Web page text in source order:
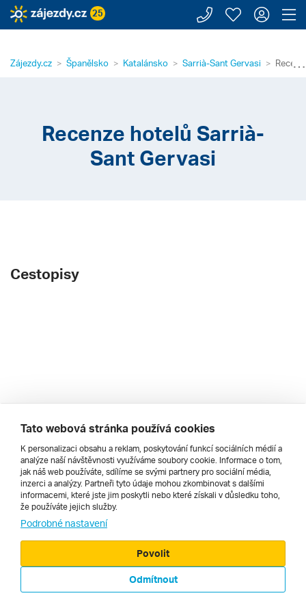
25 Zavolejte
Moje
⋯
Zájezdy.cz Španělsko Katalánsko Sarrià-Sant Gervasi
Recenze hotelů Sarrià-
Sant Gervasi
Cestopisy
© 2000 - 2026, Zájezdy.cz
Tato webová stránka používá cookies
K personalizaci obsahu a reklam, poskytování funkcí sociálních médií a
analýze naší návštěvnosti využíváme soubory cookie. Informace o tom,
jak náš web používáte, sdílíme se svými partnery pro sociální média,
inzerci a analýzy. Partneři tyto údaje mohou zkombinovat s dalšími
informacemi, které jste jim poskytli nebo které získali v důsledku toho,
že používáte jejich služby.
Podrobné nastavení
Odmítnout
Povolit